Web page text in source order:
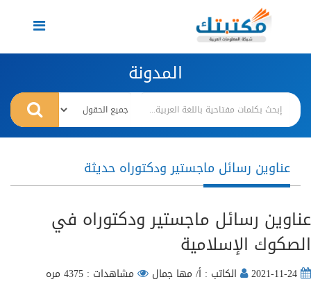
Toggle
navigation
المدونة
عناوين رسائل ماجستير ودكتوراه حديثة
عناوين رسائل ماجستير ودكتوراه في
الصكوك الإسلامية
الكاتب : أ/ مها جمال مشاهدات : 4375 مره